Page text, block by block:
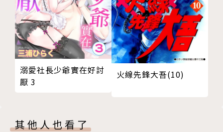
溺愛社長少爺實在好討
厭 3
火線先鋒大吾(10)
其他人也看了